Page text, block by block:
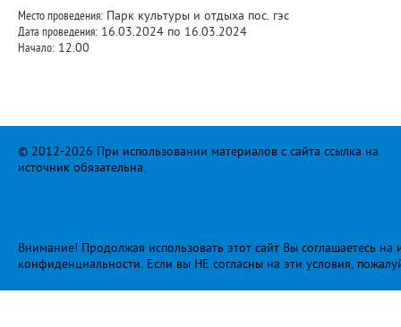
Место проведения: Парк культуры и отдыха пос. гэс
Дата проведения: 16.03.2024 по 16.03.2024
Начало: 12.00
© 2012-2026 При использовании материалов с сайта ссылка на
источник обязательна.
Внимание! Продолжая использовать этот сайт Вы соглашаетесь
конфиденциальности. Если вы НЕ согласны на эти условия,